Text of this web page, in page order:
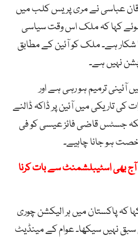
عباسی نے مری پریس کلب میں
کہا کہ ملک اس وقت سیاسی
شکار ہے۔ ملک کو آئین کے مطابق
نہیں ہے۔
آئینی ترمیم ہو رہی ہے اور
کی تاریکی میں آئین پر ڈاکہ ڈالنے
جسٹس قاضی فائز عیسی کو فی
رخصت ہو جانا چاہیے۔
آج بھی اسٹیبلشمنٹ سے بات کرنا
کہ پاکستان میں ہر الیکشن چوری
نہیں سیکھا۔ عوام کے مینڈیٹ